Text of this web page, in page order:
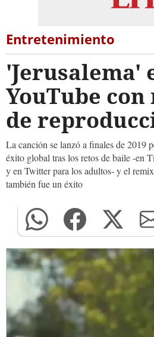
Entretenimiento
'Jerusalema'
YouTube
de
La canción se lanzó a finales de 2019
éxito global tras los retos de baile -en
y en Twitter para los adultos- y el
también fue un éxito